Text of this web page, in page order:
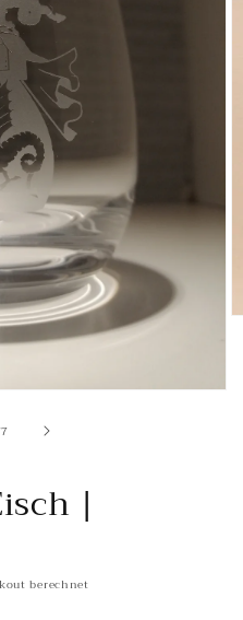
7
|
berechnet